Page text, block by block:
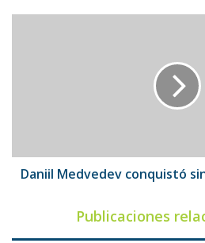
Daniil Medvedev conquistó
Publicaciones